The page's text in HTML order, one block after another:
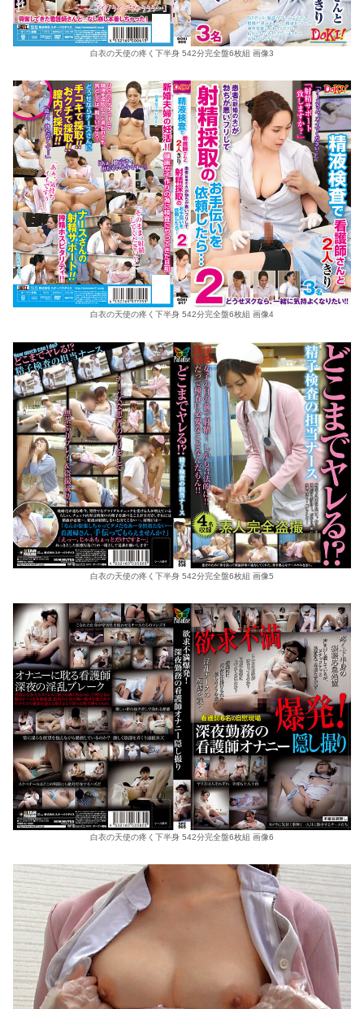
白衣の天使の疼く下半身 542分完全盤6枚組 画像3
白衣の天使の疼く下半身 542分完全盤6枚組 画像4
白衣の天使の疼く下半身 542分完全盤6枚組 画像5
白衣の天使の疼く下半身 542分完全盤6枚組 画像6